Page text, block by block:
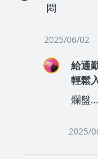
悶
2025/06/02
給通
輕鬆
爛盤
2025/